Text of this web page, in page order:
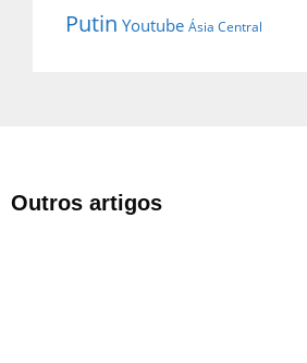
Putin Youtube Ásia Central
Outros artigos